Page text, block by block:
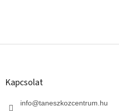
L
Kapcsolat
info@taneszkozcentrum.hu